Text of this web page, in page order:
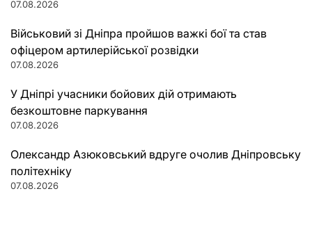
07.08.2026
Військовий зі Дніпра пройшов важкі бої та став
офіцером артилерійської розвідки
07.08.2026
У Дніпрі учасники бойових дій отримають
безкоштовне паркування
07.08.2026
Олександр Азюковський вдруге очолив Дніпровську
політехніку
07.08.2026